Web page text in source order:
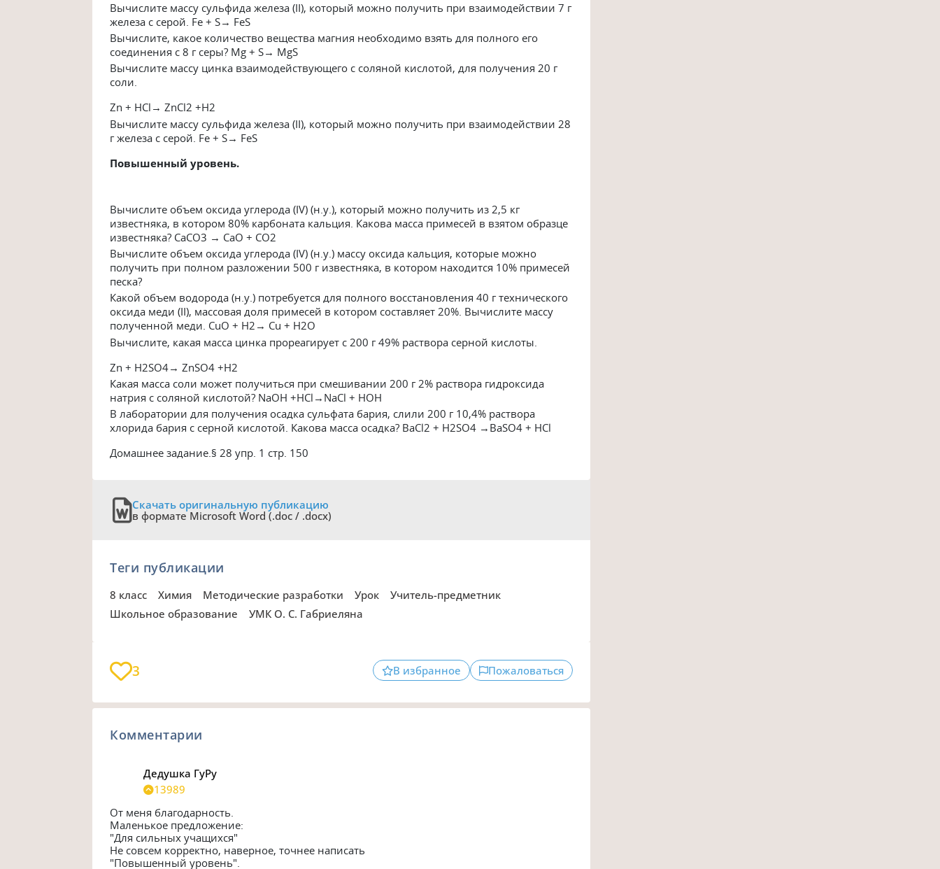
Вычислите массу сульфида железа (II), который можно получить при взаимодействии 7 г
железа с серой. Fe + S→ FeS
Вычислите, какое количество вещества магния необходимо взять для полного его
соединения с 8 г серы? Mg + S→ MgS
Вычислите массу цинка взаимодействующего с соляной кислотой, для получения 20 г
соли.
Zn + HCl→ ZnCl2 +H2
Вычислите массу сульфида железа (II), который можно получить при взаимодействии 28
г железа с серой. Fe + S→ FeS
Повышенный уровень.
Вычислите объем оксида углерода (IV) (н.у.), который можно получить из 2,5 кг
известняка, в котором 80% карбоната кальция. Какова масса примесей в взятом образце
известняка? CaCO3 → CaO + CO2
Вычислите объем оксида углерода (IV) (н.у.) массу оксида кальция, которые можно
получить при полном разложении 500 г известняка, в котором находится 10% примесей
песка?
Какой объем водорода (н.у.) потребуется для полного восстановления 40 г технического
оксида меди (II), массовая доля примесей в котором составляет 20%. Вычислите массу
полученной меди. CuO + H2→ Cu + H2O
Вычислите, какая масса цинка прореагирует с 200 г 49% раствора серной кислоты.
Zn + H2SO4→ ZnSO4 +H2
Какая масса соли может получиться при смешивании 200 г 2% раствора гидроксида
натрия с соляной кислотой? NaOH +HCl→NaCl + HOH
В лаборатории для получения осадка сульфата бария, слили 200 г 10,4% раствора
хлорида бария с серной кислотой. Какова масса осадка? BaCl2 + H2SO4 →BaSO4 + HCl
Домашнее задание.§ 28 упр. 1 стр. 150
Скачать оригинальную публикацию
в формате Microsoft Word (.doc / .docx)
Теги публикации
8 класс Химия Методические разработки Урок
Учитель-предметник
Школьное образование
УМК О. С. Габриеляна
3 В избранное Пожаловаться
Комментарии
Дедушка ГуРу
13989
От меня благодарность.
Маленькое предложение:
"Для сильных учащихся"
Не совсем корректно, наверное, точнее написать
"Повышенный уровень".